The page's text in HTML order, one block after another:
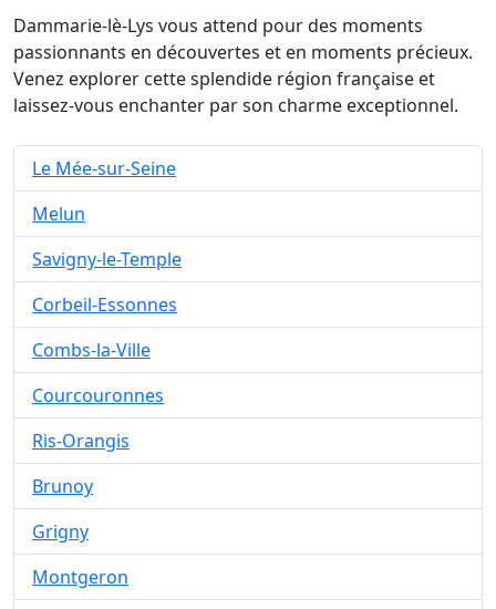
Dammarie-lè-Lys vous attend pour des moments
passionnants en découvertes et en moments précieux.
Venez explorer cette splendide région française et
laissez-vous enchanter par son charme exceptionnel.
Le Mée-sur-Seine
Melun
Savigny-le-Temple
Corbeil-Essonnes
Combs-la-Ville
Courcouronnes
Ris-Orangis
Brunoy
Grigny
Montgeron